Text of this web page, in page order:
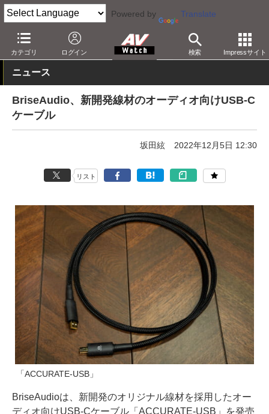
Powered by Translate
カテゴリ ログイン 検索 Impressサイト
AV Watch 製品 オーディオアクセサリ
ニュース
BriseAudio、新開発線材のオーディオ向けUSB-C
ケーブル
坂田絃 2022年12月5日 12:30
リスト
「ACCURATE-USB」
BriseAudioは、新開発のオリジナル線材を採用したオー
ディオ向けUSB-Cケーブル「ACCURATE-USB」を発売